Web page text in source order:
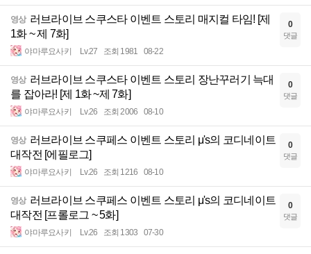
영상 러브라이브 스쿠스타 이벤트 스토리 매지컬 타임! [제
1화 ~ 제 7화]
야마루요사키 Lv.27 조회 1981 08-22
0
댓글
영상 러브라이브 스쿠스타 이벤트 스토리 장난꾸러기 늑대
를 잡아라! [제 1화 ~제 7화]
야마루요사키 Lv.26 조회 2006 08-10
0
댓글
영상 러브라이브 스쿠페스 이벤트 스토리 μ's의 코디네이트
대작전 [에필로그]
야마루요사키 Lv.26 조회 1216 08-10
0
댓글
영상 러브라이브 스쿠페스 이벤트 스토리 μ's의 코디네이트
대작전 [프롤로그 ~ 5화]
야마루요사키 Lv.26 조회 1303 07-30
0
댓글